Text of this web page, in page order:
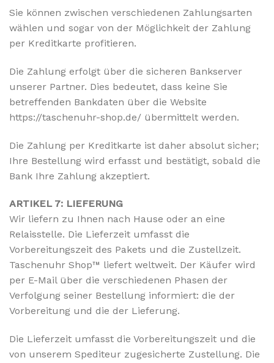
Sie können zwischen verschiedenen Zahlungsarten
wählen und sogar von der Möglichkeit der Zahlung
per Kreditkarte profitieren.
Die Zahlung erfolgt über die sicheren Bankserver
unserer Partner. Dies bedeutet, dass keine Sie
betreffenden Bankdaten über die Website
https://taschenuhr-shop.de/ übermittelt werden.
Die Zahlung per Kreditkarte ist daher absolut sicher;
Ihre Bestellung wird erfasst und bestätigt, sobald die
Bank Ihre Zahlung akzeptiert.
ARTIKEL 7: LIEFERUNG
Wir liefern zu Ihnen nach Hause oder an eine
Relaisstelle. Die Lieferzeit umfasst die
Vorbereitungszeit des Pakets und die Zustellzeit.
Taschenuhr Shop™ liefert weltweit. Der Käufer wird
per E-Mail über die verschiedenen Phasen der
Verfolgung seiner Bestellung informiert: die der
Vorbereitung und die der Lieferung.
Die Lieferzeit umfasst die Vorbereitungszeit und die
von unserem Spediteur zugesicherte Zustellung. Die